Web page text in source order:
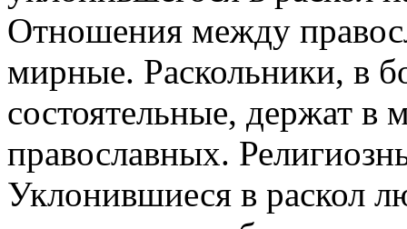
Отношения между
мирные. Раскольники, в
состоятельные, держат в
православных.
Уклонившиеся в раскол